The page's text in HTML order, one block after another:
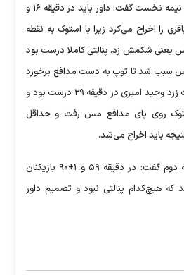
وی درباره صحنه‌های حساس نیمه نخست گفت: داور باید در دقیقه ۱۶ و
را اخراج می‌کرد زیرا با استوک به نقطه
یعنی شکمش زد. پنالتی کاملا درست بود
سبب شد تا توپ به دست مدافع برخورد
کند و پنالتی صحیح بود. کارت زرد وحید امیری در دقیقه ۲۹ درست بود و
با استوک روی پای مدافع مس رفت و حداقل
باید اخراج می‌شد.
کرمانشاهی در خصوص نیمه دوم گفت: در دقیقه ۵۹ و ۱+۹۰ بازیکنان
که هیچ‌کدام پنالتی نبود و تصمیم داور